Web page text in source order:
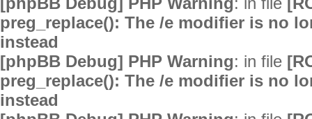
preg_replace(): The /e modifier is no
instead
[phpBB Debug] PHP Warning: in file
preg_replace(): The /e modifier is no
instead